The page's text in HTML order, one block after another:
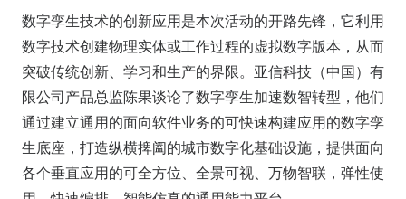
数字孪生技术的创新应用是本次活动的开路先锋，它利用
数字技术创建物理实体或工作过程的虚拟数字版本，从而
突破传统创新、学习和生产的界限。亚信科技（中国）有
限公司产品总监陈果谈论了数字孪生加速数智转型，他们
通过建立通用的面向软件业务的可快速构建应用的数字孪
生底座，打造纵横捭阖的城市数字化基础设施，提供面向
各个垂直应用的可全方位、全景可视、万物智联，弹性使